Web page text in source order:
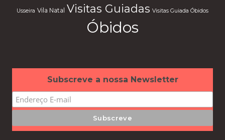
Usseira Vila Natal Visitas Guiadas Visitas Guiada Óbidos
Óbidos
Subscreve a nossa Newsletter